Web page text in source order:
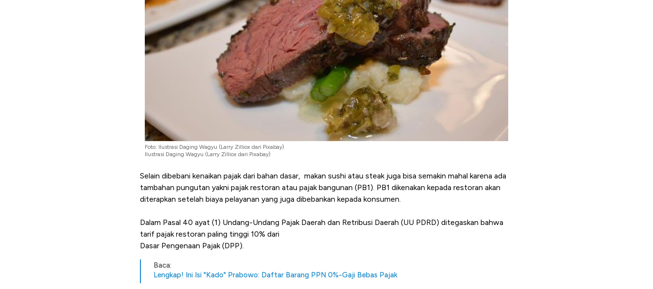
Foto: Ilustrasi Daging Wagyu (Larry Zilliox dari Pixabay)
Ilustrasi Daging Wagyu (Larry Zilliox dari Pixabay)
Selain dibebani kenaikan pajak dari bahan dasar, makan sushi atau steak juga bisa semakin mahal karena ada
tambahan pungutan yakni pajak restoran atau pajak bangunan (PB1). PB1 dikenakan kepada restoran akan
diterapkan setelah biaya pelayanan yang juga dibebankan kepada konsumen.
Dalam Pasal 40 ayat (1) Undang-Undang Pajak Daerah dan Retribusi Daerah (UU PDRD) ditegaskan bahwa
tarif pajak restoran paling tinggi 10% dari
Dasar Pengenaan Pajak (DPP).
Baca:
Lengkap! Ini Isi "Kado" Prabowo: Daftar Barang PPN 0%-Gaji Bebas Pajak